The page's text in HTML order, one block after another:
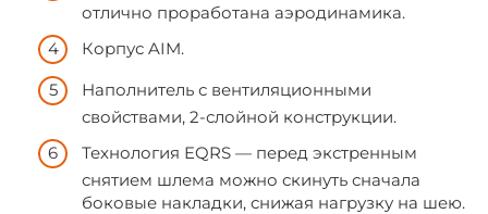
отлично проработана аэродинамика.
Корпус AIM.
Наполнитель с вентиляционными
свойствами, 2-слойной конструкции.
Технология EQRS — перед экстренным
снятием шлема можно скинуть сначала
боковые накладки, снижая нагрузку на шею.